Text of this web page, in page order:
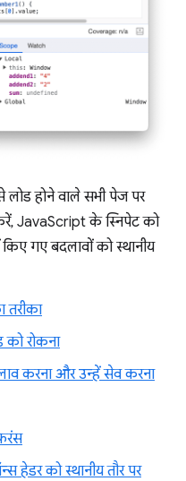
होने वाले सभी पेज पर
JavaScript के स्निपेट को
गए बदलावों को स्थानीय
रोकना
करना और उन्हें सेव करना
हेडर को स्थानीय तौर पर